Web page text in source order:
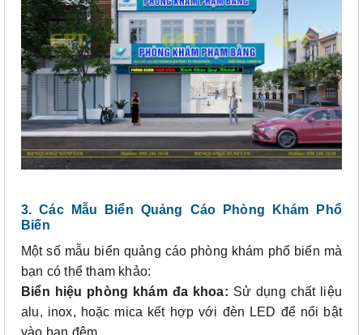
3. Các Mẫu Biển Quảng Cáo Phòng Khám Phổ
Biến
Một số mẫu biển quảng cáo phòng khám phổ biến mà
bạn có thể tham khảo:
Biển hiệu phòng khám đa khoa: Sử dụng chất liệu
alu, inox, hoặc mica kết hợp với đèn LED để nổi bật
vào ban đêm.